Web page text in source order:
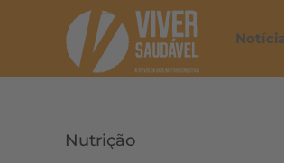
Nutrição